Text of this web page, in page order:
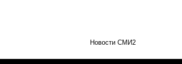
Новости СМИ2